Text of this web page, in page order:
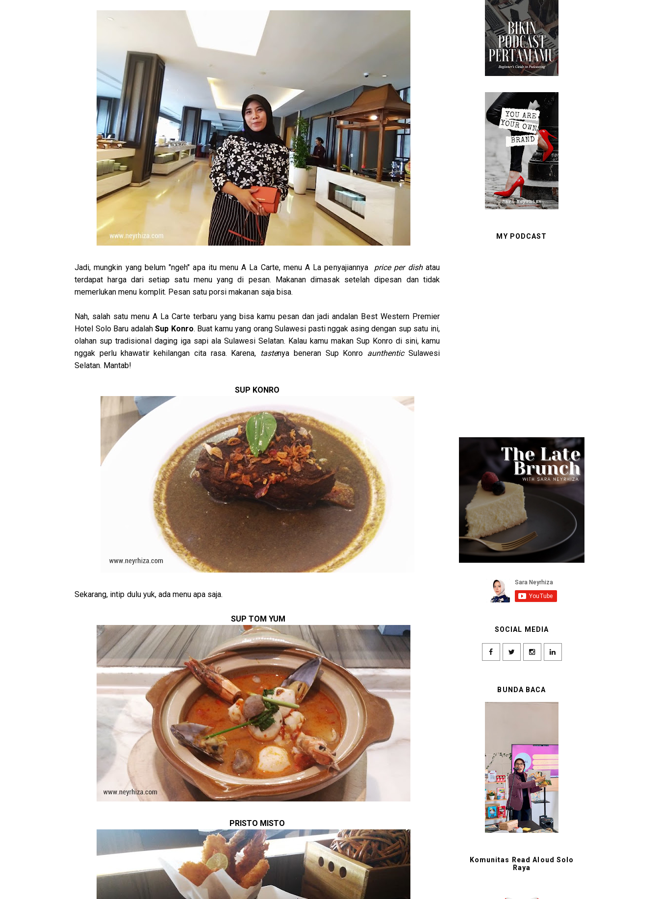
Jadi, mungkin yang belum "ngeh" apa itu menu A La Carte, menu A La penyajiannya price per dishatau
terdapat harga dari setiap satu menu yang di pesan. Makanan dimasak setelah dipesan dan tidak
memerlukan menu komplit. Pesan satu porsi makanan saja bisa.
Nah, salah satu menu A La Carte terbaru yang bisa kamu pesan dan jadi andalan Best Western Premier
Hotel Solo Baru adalahSup Konro. Buat kamu yang orang Sulawesi pasti nggak asing dengan sup satu ini,
olahan sup tradisional daging iga sapi ala Sulawesi Selatan. Kalau kamu makan Sup Konro di sini, kamu
nggak perlu khawatir kehilangan cita rasa. Karena, tastenya beneran Sup Konro aunthentic Sulawesi
Selatan. Mantab!
SUP KONRO
Sekarang, intip dulu yuk, ada menu apa saja.
SUP TOM YUM
PRISTO MISTO
MY PODCAST
SOCIAL MEDIA
BUNDA BACA
Komunitas Read Aloud Solo
Raya